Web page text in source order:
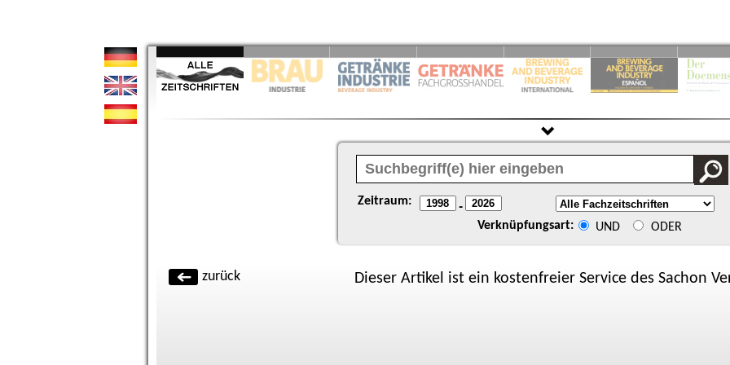
Zeitraum: -
Verknüpfungsart: UND ODER
zurück Dieser Artikel ist ein kostenfreier Service des Sachon